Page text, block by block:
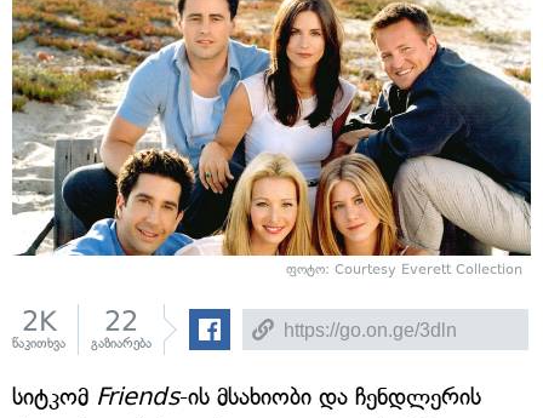
ფოტო: Courtesy Everett Collection
2K
წაკითხვა
22
გაზიარება
სიტკომ Friends-ის მსახიობი და ჩენდლერის